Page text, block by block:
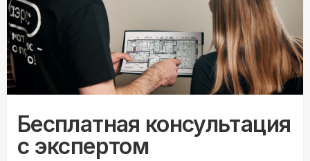
Бесплатная консультация
с экспертом